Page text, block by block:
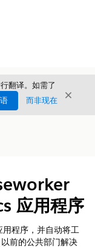
翻译。如需了
而非现在 关闭
应用程序
程序，并自动将工
前的公共部门解决